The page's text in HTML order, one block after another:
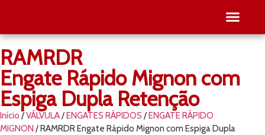
RAMRDR
Engate Rápido Mignon com
Espiga Dupla Retenção
Início /VÁLVULA/ENGATES RÁPIDOS /ENGATE RÁPIDO
MIGNON / RAMRDR Engate Rápido Mignon com Espiga Dupla